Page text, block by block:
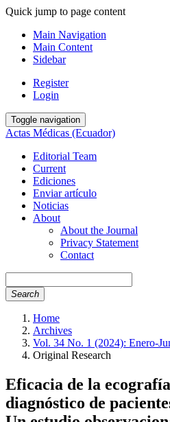
Quick jump to page content
Main Navigation
Main Content
Sidebar
Register
Login
Toggle navigation
Actas Médicas (Ecuador)
Editorial Team
Current
Ediciones
Enviar artículo
Noticias
About
About the Journal
Privacy Statement
Contact
Search
Home
Archives
Vol. 34 No. 1 (2024): Enero-
Original Research
Eficacia de la
diagnóstico de